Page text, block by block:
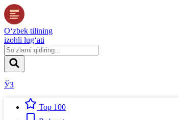
O‘zbek tilining
izohli lug‘ati
ЎЗ
Top 100